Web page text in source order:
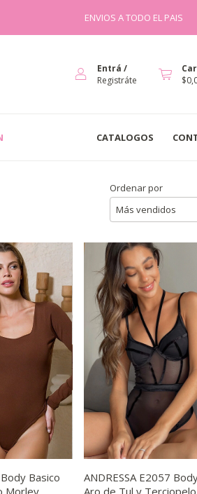
ENVIOS A TODO EL PAIS 3 Y 6 CUOTAS
Entrá /
Registráte
CATALOGOS
Ordenar por
Basico
ANDRESSA E2057